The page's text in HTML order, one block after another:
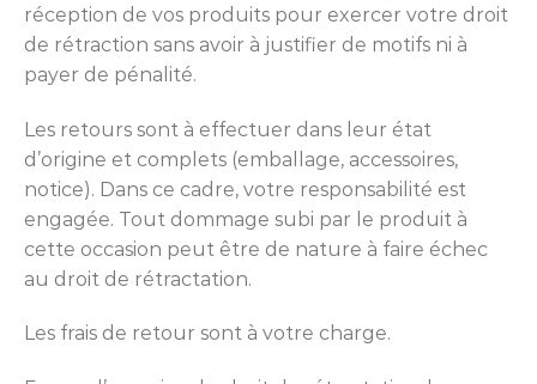
réception de vos produits pour exercer votre droit
de rétraction sans avoir à justifier de motifs ni à
payer de pénalité.
Les retours sont à effectuer dans leur état
d’origine et complets (emballage, accessoires,
notice). Dans ce cadre, votre responsabilité est
engagée. Tout dommage subi par le produit à
cette occasion peut être de nature à faire échec
au droit de rétractation.
Les frais de retour sont à votre charge.